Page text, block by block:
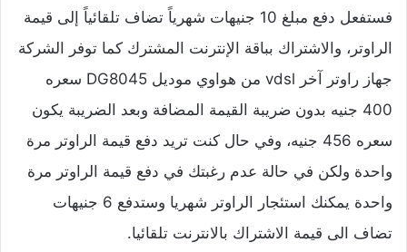
فستفعل دفع مبلغ 10 جنيهات شهرياً تضاف تلقائياً إلى قيمة
الراوتر، والاشتراك بباقة الإنترنت المشترك كما توفر الشركة
جهاز راوتر آخر vdsl من هواوي موديل DG8045 سعره
400 جنيه بدون ضريبة القيمة المضافة وبعد الضريبة يكون
سعره 456 جنيه، وفي حال كنت تريد دفع قيمة الراوتر مرة
واحدة ولكن في حالة عدم رغبتك في دفع قيمة الراوتر مرة
واحدة يمكنك استئجار الراوتر شهريا وستدفع 6 جنيهات
تضاف الى قيمة الاشتراك بالانترنت تلقائيا.